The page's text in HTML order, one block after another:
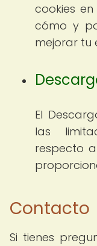
cookies
cómo y
mejorar tu
El
las
respecto
Contacto
Si tienes